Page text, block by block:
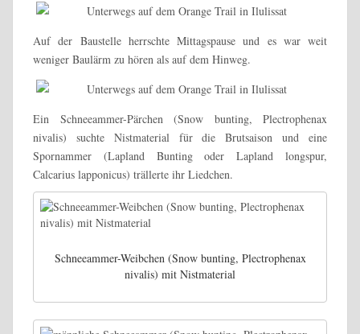
Auf der Baustelle herrschte Mittagspause und es war weit
weniger Baulärm zu hören als auf dem Hinweg.
Ein Schneeammer-Pärchen (Snow bunting, Plectrophenax
nivalis) suchte Nistmaterial für die Brutsaison und eine
Spornammer (Lapland Bunting oder Lapland longspur,
Calcarius lapponicus) trällerte ihr Liedchen.
Schneeammer-Weibchen (Snow bunting, Plectrophenax
nivalis) mit Nistmaterial